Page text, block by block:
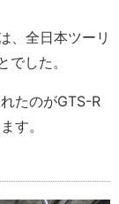
、全日本ツーリ
した。
たのがGTS-R
す。